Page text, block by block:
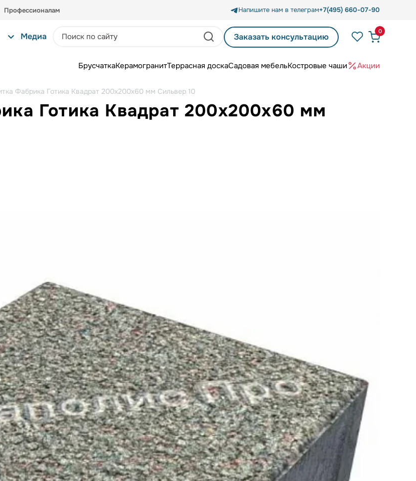
Профессионалам Напишите нам в телеграм+7(495) 660-07-90
Медиа Заказать консультацию
0
БрусчаткаКерамогранитТеррасная доскаСадовая мебельКостровые чаши Акции
Фабрика Готика Квадрат 200х200х60 мм Сильвер 10
Готика Квадрат 200х200х60 мм